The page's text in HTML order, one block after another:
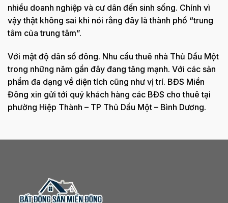
nhiều doanh nghiệp và cư dân đến sinh sống. Chính vì
vậy thật không sai khi nói rằng đây là thành phố “trung
tâm của trung tâm”.
Với mật độ dân số đông. Nhu cầu thuê nhà Thủ Dầu Một
trong những năm gần đây đang tăng mạnh. Với các sản
phẩm đa dạng về diện tích cũng như vị trí. BĐS Miền
Đông xin gửi tới quý khách hàng các BĐS cho thuê tại
phường Hiệp Thành – TP Thủ Dầu Một – Bình Dương.